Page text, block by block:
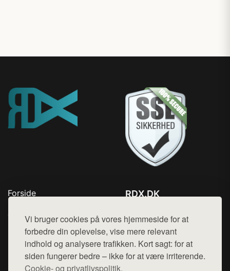
Vi bruger cookies på vores hjemmeside for at
forbedre din oplevelse, vise mere relevant
indhold og analysere trafikken. Kort sagt: for at
siden fungerer bedre – ikke for at være irriterende.
Cookie- og privatlivspolitik.
Forside
Top Rabatter
Blog
Kontakt
RDX.DK
Mail: hej@want.dk
Cookie- og privatlivspolitik